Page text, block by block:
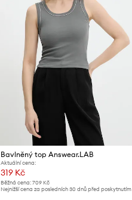
Bavlněný top Answear.LAB
Aktuální cena:
319 Kč
Běžná cena: 709 Kč
Nejnižší cena za posledních 30 dnů před poskytnutím